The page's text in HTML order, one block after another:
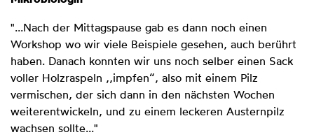
"...Nach der Mittagspause gab es dann noch einen
Workshop wo wir viele Beispiele gesehen, auch berührt
haben. Danach konnten wir uns noch selber einen Sack
voller Holzraspeln ,,impfen“, also mit einem Pilz
vermischen, der sich dann in den nächsten Wochen
weiterentwickeln, und zu einem leckeren Austernpilz
wachsen sollte..."